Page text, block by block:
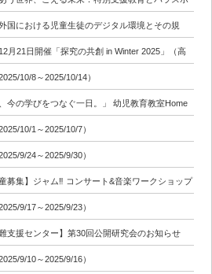
国における児童生徒のデジタル環境とその規
月21日開催「探究の共創 in Winter 2025」（高
10/8～2025/10/14）
今の学びをつなぐ一日。」 幼児教育教室Home
10/1～2025/10/7）
9/24～2025/9/30）
募集】ジャム‼︎ コンサート&音楽ワークショップ
9/17～2025/9/23）
支援センター】第30回公開研究会のお知らせ
9/10～2025/9/16）